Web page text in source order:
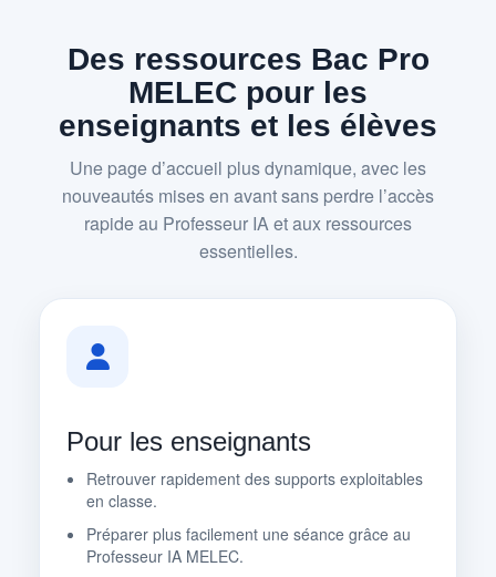
Des ressources Bac Pro
MELEC pour les
enseignants et les élèves
Une page d’accueil plus dynamique, avec les
nouveautés mises en avant sans perdre l’accès
rapide au Professeur IA et aux ressources
essentielles.
Pour les enseignants
Retrouver rapidement des supports exploitables
en classe.
Préparer plus facilement une séance grâce au
Professeur IA MELEC.